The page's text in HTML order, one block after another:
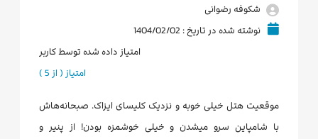
شکوفه رضوانی
نوشته شده در تاریخ : 1404/02/02
امتیاز داده شده توسط کاربر
امتیاز ( از 5 )
موقعیت هتل خیلی خوبه و نزدیک کلیسای ایزاک. صبحانه‌هاش
با شامپاین سرو میشدن و خیلی خوشمزه بودن! از پنیر و